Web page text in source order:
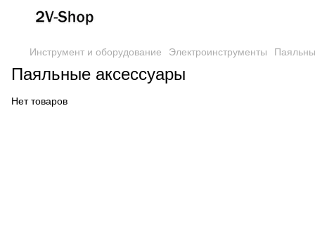
Инструмент и оборудование Электроинструменты
Паяльные аксессуары
Нет товаров